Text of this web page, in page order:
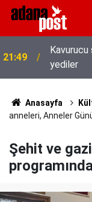
21:31
İletişim
İletişim
Anasayfa
anneleri, Anneler
Şehit ve